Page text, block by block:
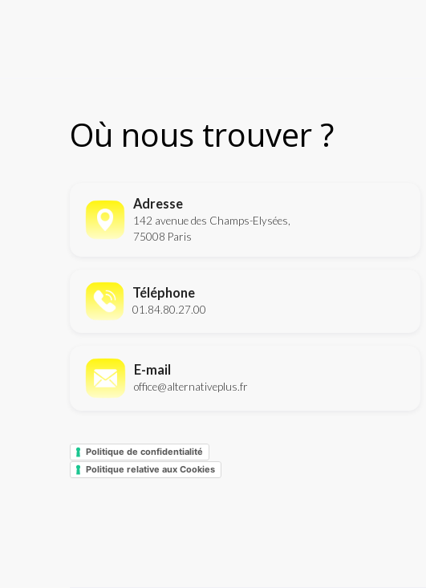
Où nous trouver ?
Adresse
142 avenue des Champs-Elysées,
75008 Paris
Téléphone
01.84.80.27.00
E-mail
office@alternativeplus.fr
Politique de confidentialité
Politique relative aux Cookies